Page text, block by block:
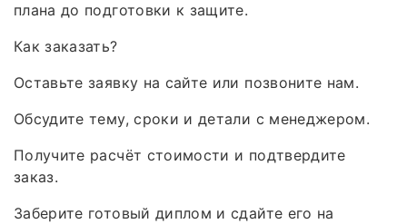
плана до подготовки к защите.
Как заказать?
Оставьте заявку на сайте или позвоните нам.
Обсудите тему, сроки и детали с менеджером.
Получите расчёт стоимости и подтвердите
заказ.
Заберите готовый диплом и сдайте его на